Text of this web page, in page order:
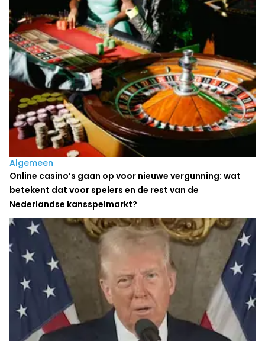
Algemeen
Online casino’s gaan op voor nieuwe vergunning: wat
betekent dat voor spelers en de rest van de
Nederlandse kansspelmarkt?